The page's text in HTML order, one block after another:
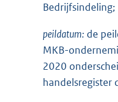
Bedrijfsindeling;
peildatum: de
MKB-
2020
handelsregister